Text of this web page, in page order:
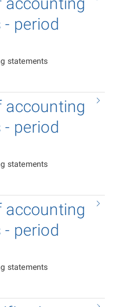
period
statements
accounting
period
statements
accounting
period
statements